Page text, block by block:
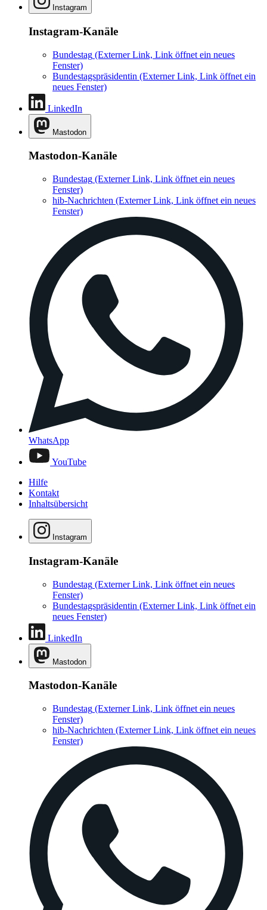
Instagram
Instagram-Kanäle
Bundestag (Externer Link, Link öffnet ein neues
Fenster)
Bundestagspräsidentin (Externer Link, Link öffnet ein
neues Fenster)
LinkedIn
Mastodon
Mastodon-Kanäle
Bundestag (Externer Link, Link öffnet ein neues
Fenster)
hib-Nachrichten (Externer Link, Link öffnet ein neues
Fenster)
WhatsApp
YouTube
Hilfe
Kontakt
Inhaltsübersicht
Instagram
Instagram-Kanäle
Bundestag (Externer Link, Link öffnet ein neues
Fenster)
Bundestagspräsidentin (Externer Link, Link öffnet ein
neues Fenster)
LinkedIn
Mastodon
Mastodon-Kanäle
Bundestag (Externer Link, Link öffnet ein neues
Fenster)
hib-Nachrichten (Externer Link, Link öffnet ein neues
Fenster)